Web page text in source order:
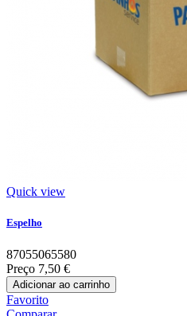
Quick view
Espelho
87055065580
Preço 7,50 €
Adicionar ao carrinho
Favorito